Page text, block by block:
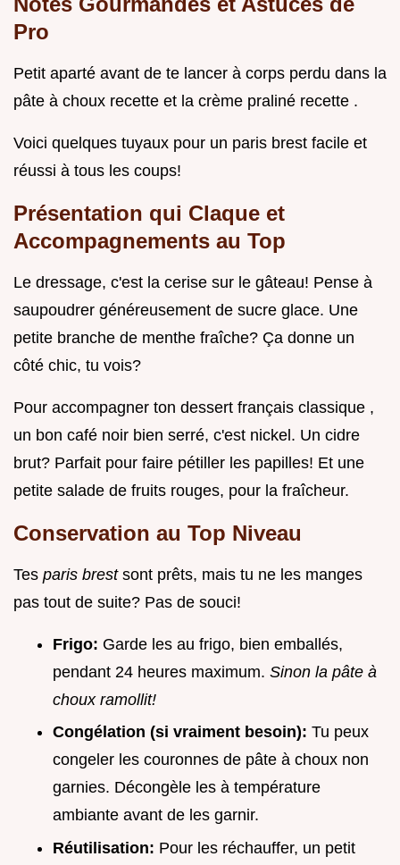
Pro
Petit aparté avant de te lancer à corps perdu dans la
pâte à choux recette et la crème praliné recette .
Voici quelques tuyaux pour un paris brest facile et
réussi à tous les coups!
Présentation qui Claque et
Accompagnements au Top
Le dressage, c'est la cerise sur le gâteau! Pense à
saupoudrer généreusement de sucre glace. Une
petite branche de menthe fraîche? Ça donne un
côté chic, tu vois?
Pour accompagner ton dessert français classique ,
un bon café noir bien serré, c'est nickel. Un cidre
brut? Parfait pour faire pétiller les papilles! Et une
petite salade de fruits rouges, pour la fraîcheur.
Conservation au Top Niveau
Tes paris brest sont prêts, mais tu ne les manges
pas tout de suite? Pas de souci!
Frigo: Garde les au frigo, bien emballés,
pendant 24 heures maximum. Sinon la pâte à
choux ramollit!
Congélation (si vraiment besoin): Tu peux
congeler les couronnes de pâte à choux non
garnies. Décongèle les à température
ambiante avant de les garnir.
Réutilisation: Pour les réchauffer, un petit